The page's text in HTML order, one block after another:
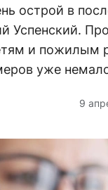
острой в
Успенский.
и пожилым
уже
9